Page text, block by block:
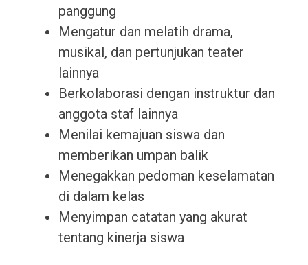
panggung
Mengatur dan melatih drama,
musikal, dan pertunjukan teater
lainnya
Berkolaborasi dengan instruktur dan
anggota staf lainnya
Menilai kemajuan siswa dan
memberikan umpan balik
Menegakkan pedoman keselamatan
di dalam kelas
Menyimpan catatan yang akurat
tentang kinerja siswa